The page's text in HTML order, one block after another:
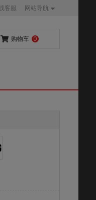
客服 网站导航
购物车 0